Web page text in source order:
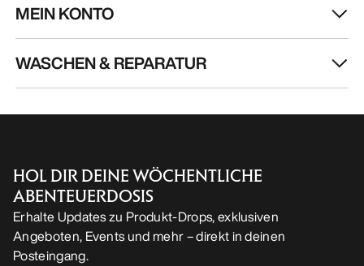
MEIN KONTO
WASCHEN & REPARATUR
HOL DIR DEINE WÖCHENTLICHE
ABENTEUERDOSIS
Erhalte Updates zu Produkt-Drops, exklusiven
Angeboten, Events und mehr – direkt in deinen
Posteingang.